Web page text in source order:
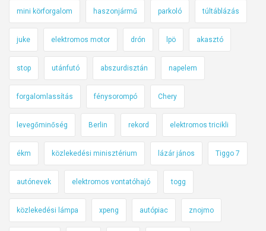
mini körforgalom haszonjármű parkoló túltáblázás
juke elektromos motor drón lpö akasztó
stop utánfutó abszurdisztán napelem
forgalomlassítás fénysorompó Chery
levegőminőség Berlin rekord elektromos tricikli
ékm közlekedési minisztérium lázár jános Tiggo 7
autónevek elektromos vontatóhajó togg
közlekedési lámpa xpeng autópiac znojmo